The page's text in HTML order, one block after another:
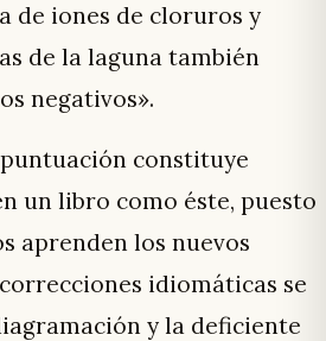
de iones de cloruros y
de la laguna también
negativos».
constituye
un libro como éste, puesto
aprenden los nuevos
idiomáticas se
y la deficiente